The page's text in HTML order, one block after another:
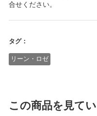
合せください。
タグ：
リーン・ロゼ
この商品を見て